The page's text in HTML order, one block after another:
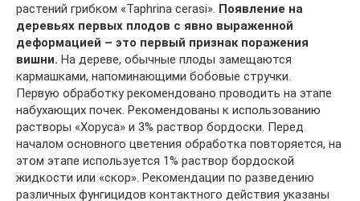
растений грибком «Taphrina cerasi». Появление на
деревьях первых плодов с явно выраженной
деформацией – это первый признак поражения
вишни. На дереве, обычные плоды замещаются
кармашками, напоминающими бобовые стручки.
Первую обработку рекомендовано проводить на этапе
набухающих почек. Рекомендованы к использованию
растворы «Хоруса» и 3% раствор бордоски. Перед
началом основного цветения обработка повторяется, на
этом этапе используется 1% раствор бордоской
жидкости или «скор». Рекомендации по разведению
различных фунгицидов контактного действия указаны